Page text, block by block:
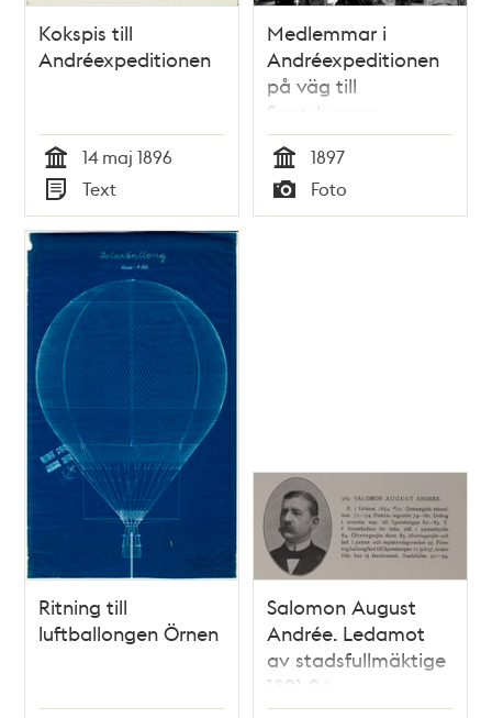
Kokspis till
Andréexpeditionen
Tid
14 maj 1896
Typ
Text
Medlemmar i
Andréexpeditionen
på väg till
Spetsbergen
ombord på M/S
Svensksund
Tid
1897
Typ
Foto
Ritning till
luftballongen Örnen
Salomon August
Andrée. Ledamot
av stadsfullmäktige
1891-94